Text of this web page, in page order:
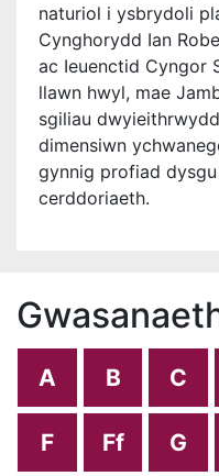
naturiol i ysbrydoli
Cynghorydd Ian
ac Ieuenctid Cyngor
llawn hwyl, mae
sgiliau
dimensiwn
gynnig profiad
cerddoriaeth.
A B C
F Ff G